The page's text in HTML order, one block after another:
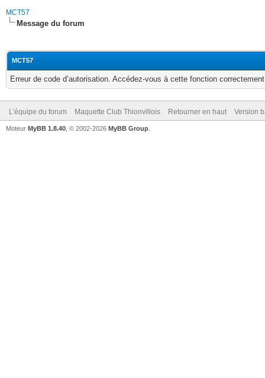
MCT57
Message du forum
MCT57
Erreur de code d’autorisation. Accédez-vous à cette fonction
L’équipe du forum Maquette Club Thionvillois Retourner en haut Version
Moteur MyBB 1.8.40 , © 2002-2026 MyBB Group